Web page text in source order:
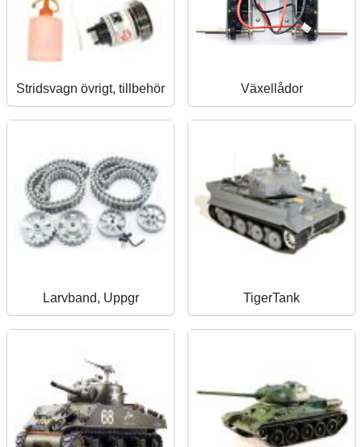
Stridsvagn övrigt, tillbehör Växellådor
Larvband, Uppgr TigerTank